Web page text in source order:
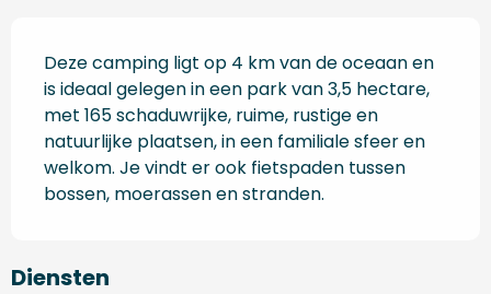
Deze camping ligt op 4 km van de oceaan en
is ideaal gelegen in een park van 3,5 hectare,
met 165 schaduwrijke, ruime, rustige en
natuurlijke plaatsen, in een familiale sfeer en
welkom. Je vindt er ook fietspaden tussen
bossen, moerassen en stranden.
Diensten